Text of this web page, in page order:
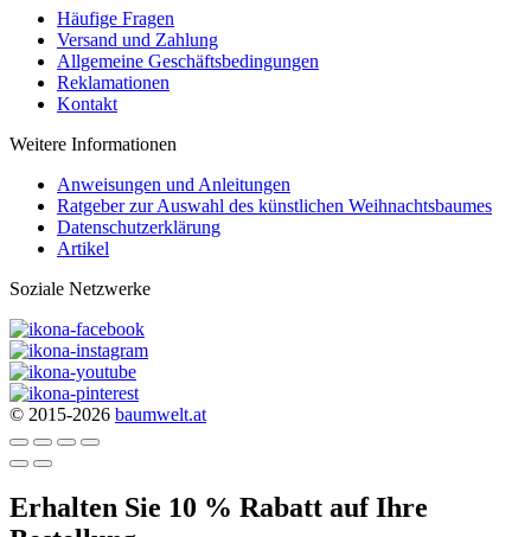
Häufige Fragen
Versand und Zahlung
Allgemeine Geschäftsbedingungen
Reklamationen
Kontakt
Weitere Informationen
Anweisungen und Anleitungen
Ratgeber zur Auswahl des künstlichen Weihnachtsbaumes
Datenschutzerklärung
Artikel
Soziale Netzwerke
© 2015-2026 baumwelt.at
Erhalten Sie 10 % Rabatt auf Ihre